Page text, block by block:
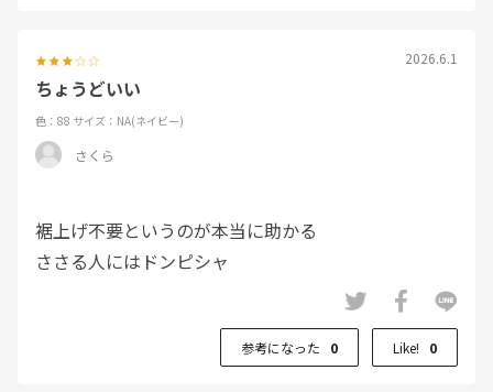
2026.6.1
ちょうどいい
色：88 サイズ：NA(ネイビー)
さくら
裾上げ不要というのが本当に助かる
ささる人にはドンピシャ
参考になった 0 Like! 0